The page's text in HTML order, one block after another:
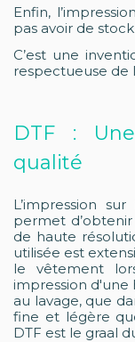
Enfin,
pas avoir de
C’est une
respectueuse de
DTF :
qualité
L’impression
permet
de haute
utilisée est
le vêtement
impression d'une
au lavage, que
fine et légère
DTF est le graal